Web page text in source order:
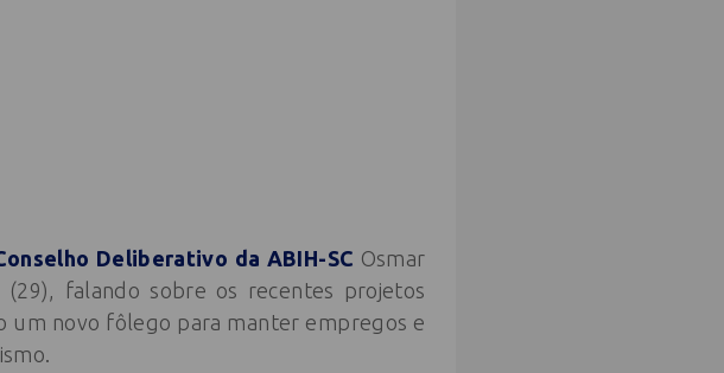
Deliberativo da ABIH-SC Osmar
falando sobre os recentes projetos
um novo fôlego para manter empregos e